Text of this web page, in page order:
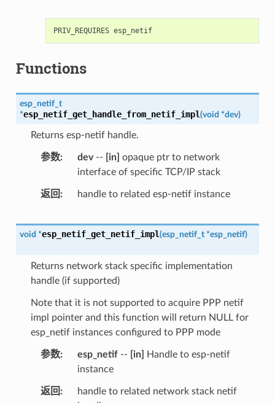
PRIV_REQUIRES esp_netif
Functions
esp_netif_t
*esp_netif_get_handle_from_netif_impl(void *dev)
Returns esp-netif handle.
参数 dev-- [in] opaque ptr to network
interface of specific TCP/IP stack
返回 handle to related esp-netif instance
void *esp_netif_get_netif_impl(esp_netif_t *esp_netif)
Returns network stack specific implementation
handle (if supported)
Note that it is not supported to acquire PPP netif
impl pointer and this function will return NULL for
esp_netif instances configured to PPP mode
参数 esp_netif-- [in]
Handle to esp-netif
instance
返回
handle to related network stack netif